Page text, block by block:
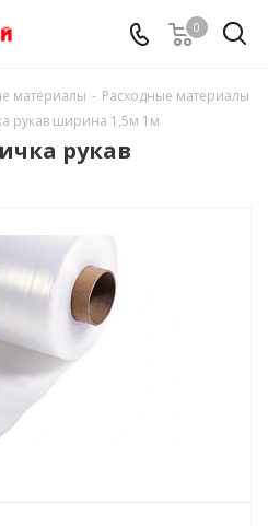
0
материалы - Расходные материалы
рукав ширина 1,5м 1м
рукав